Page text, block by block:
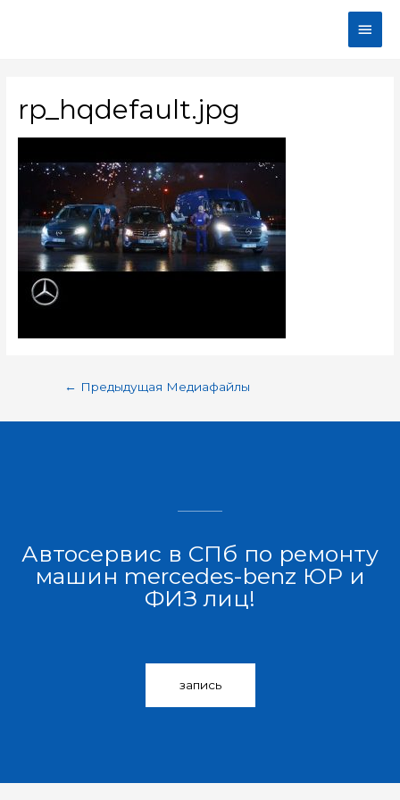
rp_hqdefault.jpg
← Предыдущая Медиафайлы
Автосервис в СПб по ремонту
машин mercedes-benz ЮР и
ФИЗ лиц!
запись